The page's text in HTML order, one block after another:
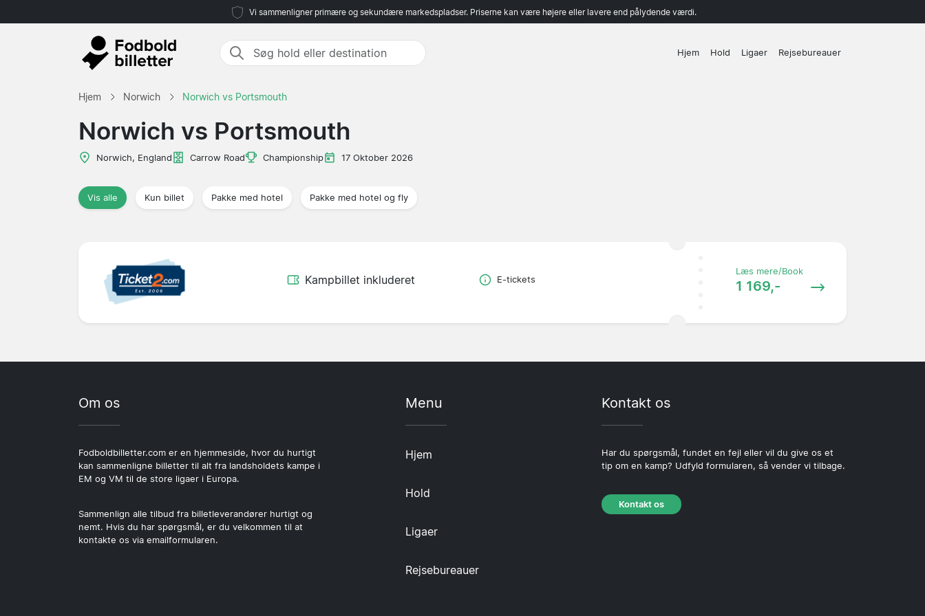
Vi sammenligner primære og sekundære markedspladser. Priserne kan være højere eller lavere end pålydende værdi.
Hjem Hold Ligaer Rejsebureauer
Hjem Norwich Norwich vs Portsmouth
Norwich vs Portsmouth
Norwich, England Carrow Road Championship 17 Oktober 2026
Vis alle Kun billet Pakke med hotel Pakke med hotel og fly
Kampbillet inkluderet E-tickets
Læs mere/Book
1 169,-
Om os
Fodboldbilletter.com er en hjemmeside, hvor du hurtigt
kan sammenligne billetter til alt fra landsholdets kampe i
EM og VM til de store ligaer i Europa.
Sammenlign alle tilbud fra billetleverandører hurtigt og
nemt. Hvis du har spørgsmål, er du velkommen til at
kontakte os via emailformularen.
Menu
Hjem
Hold
Ligaer
Rejsebureauer
Kontakt os
Har du spørgsmål, fundet en fejl eller vil du give os et
tip om en kamp? Udfyld formularen, så vender vi tilbage.
Kontakt os